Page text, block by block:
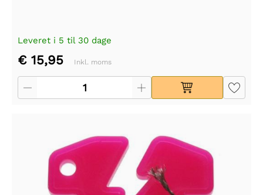
Leveret i 5 til 30 dage
€ 15,95 Inkl. moms